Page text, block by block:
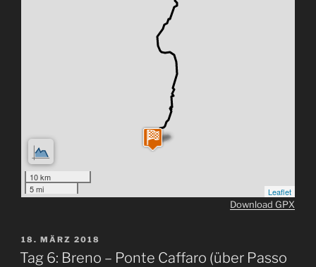
10 km
5 mi
Leaflet
Download GPX
VERÖFFENTLICHT
AM
18. MÄRZ 2018
Tag 6: Breno – Ponte Caffaro (über Passo